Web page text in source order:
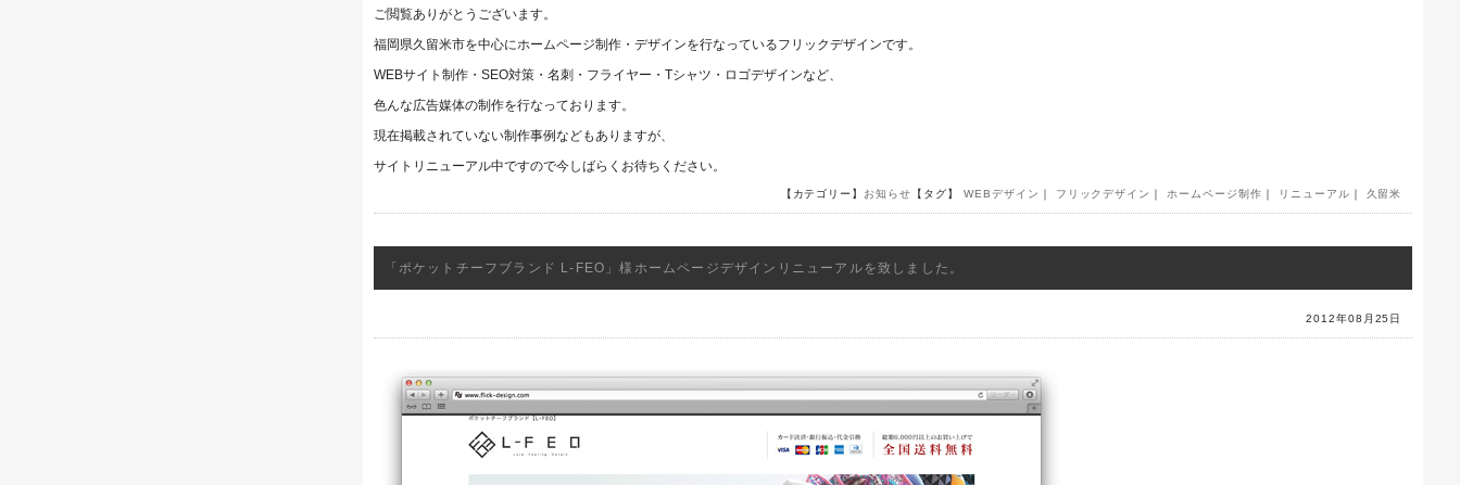
ご閲覧ありがとうございます。
福岡県久留米市を中心にホームページ制作・デザインを行なっているフリックデザインです。
WEBサイト制作・SEO対策・名刺・フライヤー・Tシャツ・ロゴデザインなど、
色んな広告媒体の制作を行なっております。
現在掲載されていない制作事例などもありますが、
サイトリニューアル中ですので今しばらくお待ちください。
【カテゴリー】 お知らせ 【タグ】 WEBデザイン ｜ フリックデザイン ｜ ホームページ制作 ｜ リニューアル ｜ 久留米
「ポケットチーフブランド L-FEO」様ホームページデザインリニューアルを致しました。
2012年08月25日